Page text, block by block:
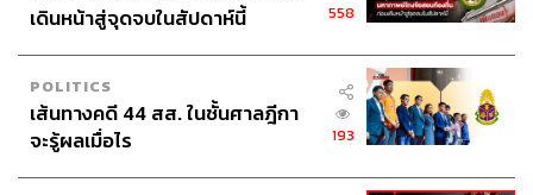
เดินหน้าสู่จุดจบในสัปดาห์นี้
558
POLITICS
เส้นทางคดี 44 สส. ในชั้นศาลฎีกา
จะรู้ผลเมื่อไร
193